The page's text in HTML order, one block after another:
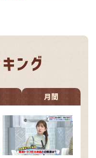
月間